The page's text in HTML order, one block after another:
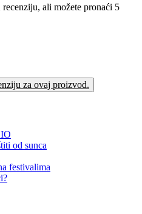
ali možete pronaći 5
za ovaj proizvod.
od sunca
festivalima